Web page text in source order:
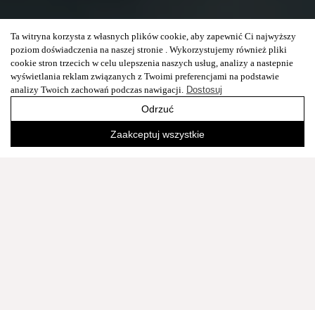
Ta witryna korzysta z własnych plików cookie, aby zapewnić Ci najwyższy
poziom doświadczenia na naszej stronie . Wykorzystujemy również pliki
cookie stron trzecich w celu ulepszenia naszych usług, analizy a nastepnie
wyświetlania reklam związanych z Twoimi preferencjami na podstawie
analizy Twoich zachowań podczas nawigacji. Dostosuj
Odrzuć
Zaakceptuj wszystkie